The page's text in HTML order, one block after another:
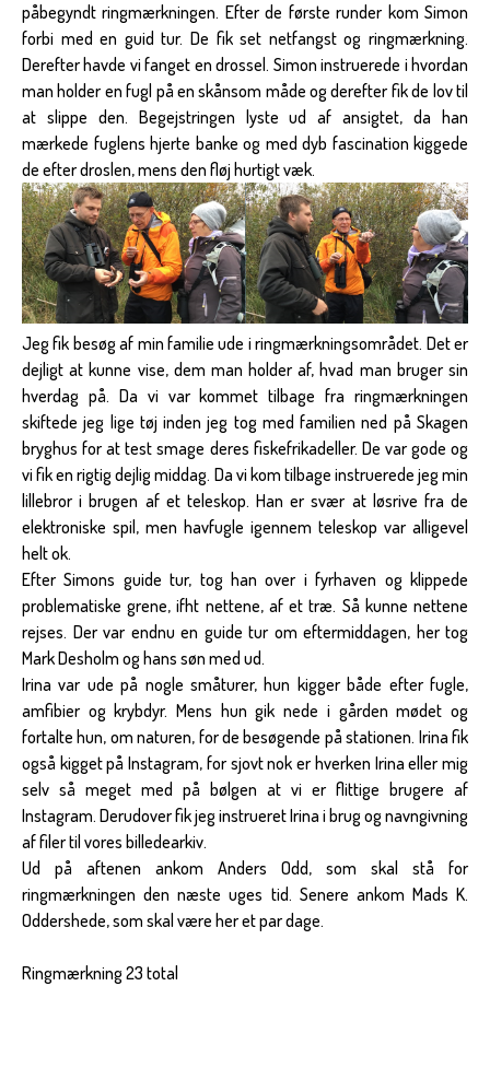
påbegyndt ringmærkningen. Efter de første runder kom Simon
forbi med en guid tur. De fik set netfangst og ringmærkning.
Derefter havde vi fanget en drossel. Simon instruerede i hvordan
man holder en fugl på en skånsom måde og derefter fik de lov til
at slippe den. Begejstringen lyste ud af ansigtet, da han
mærkede fuglens hjerte banke og med dyb fascination kiggede
de efter droslen, mens den fløj hurtigt væk.
Jeg fik besøg af min familie ude i ringmærkningsområdet. Det er
dejligt at kunne vise, dem man holder af, hvad man bruger sin
hverdag på. Da vi var kommet tilbage fra ringmærkningen
skiftede jeg lige tøj inden jeg tog med familien ned på Skagen
bryghus for at test smage deres fiskefrikadeller. De var gode og
vi fik en rigtig dejlig middag. Da vi kom tilbage instruerede jeg min
lillebror i brugen af et teleskop. Han er svær at løsrive fra de
elektroniske spil, men havfugle igennem teleskop var alligevel
helt ok.
Efter Simons guide tur, tog han over i fyrhaven og klippede
problematiske grene, ifht nettene, af et træ. Så kunne nettene
rejses. Der var endnu en guide tur om eftermiddagen, her tog
Mark Desholm og hans søn med ud.
Irina var ude på nogle småturer, hun kigger både efter fugle,
amfibier og krybdyr. Mens hun gik nede i gården mødet og
fortalte hun, om naturen, for de besøgende på stationen. Irina fik
også kigget på Instagram, for sjovt nok er hverken Irina eller mig
selv så meget med på bølgen at vi er flittige brugere af
Instagram. Derudover fik jeg instrueret Irina i brug og navngivning
af filer til vores billedearkiv.
Ud på aftenen ankom Anders Odd, som skal stå for
ringmærkningen den næste uges tid. Senere ankom Mads K.
Oddershede, som skal være her et par dage.
Ringmærkning 23 total